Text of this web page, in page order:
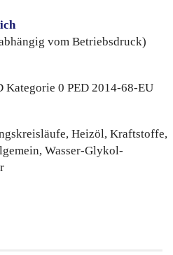
vom Betriebsdruck)
Kategorie 0 PED 2014-68-EU
Heizöl, Kraftstoffe,
Wasser-Glykol-